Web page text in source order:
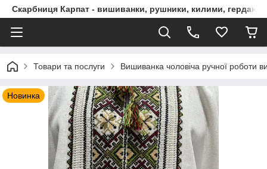
Скарбниця Карпат - вишиванки, рушники, килими, гердани,
Товари та послуги Вишиванка чоловіча ручної роботи
Новинка